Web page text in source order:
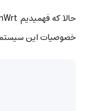
خصوصیات این